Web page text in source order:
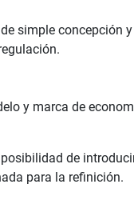
simple concepción
y marca de
de
para la refinición.